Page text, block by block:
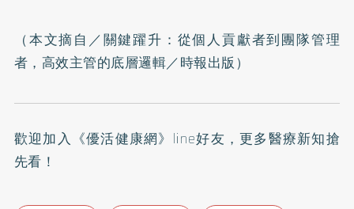
（本文摘自／關鍵躍升：從個人貢獻者到團隊管理
者，高效主管的底層邏輯／時報出版）
歡迎加入 《優活健康網》line好友 ，更多醫療新知搶
先看！